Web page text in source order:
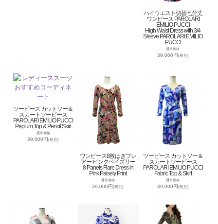
ハイウエスト切替七分丈
ワンピース PAROLARI
EMILIO PUCCI
High Waist Dress with 3/4
Sleeve PAROLARI EMILIO
PUCCI
通常価格
39,000円(税別)
ツーピース カットソー＆
スカートツーピース
PAROLARI EMILIO PUCCI
Peplum Top & Pencil Skirt
通常価格
39,000円(税別)
ワンピース8枚はぎフレ
アー ピンクペイズリー
8 Panels Flare Dress in
Pink Paisely Print
通常価格
39,000円(税別)
ツーピース カットソー＆
スカートツーピース
PAROLARI EMILIO PUCCI
Fabric Top & Skirt
通常価格
39,000円(税別)